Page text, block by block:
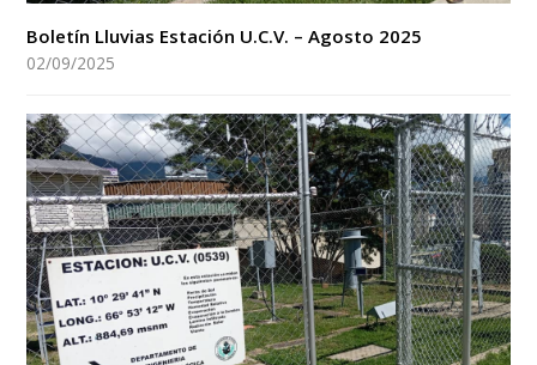
Boletín Lluvias Estación U.C.V. – Agosto 2025
02/09/2025